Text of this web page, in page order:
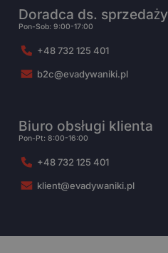
Doradca ds. sprzedaży
Pon-Sob: 9:00-17:00
+48 732 125 401
b2c@evadywaniki.pl
Biuro obsługi klienta
Pon-Pt: 8:00-16:00
+48 732 125 401
klient@evadywaniki.pl